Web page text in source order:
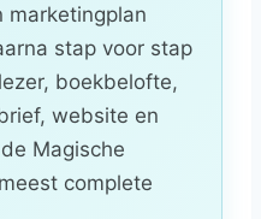
marketingplan
stap voor stap
boekbelofte,
website en
Magische
complete